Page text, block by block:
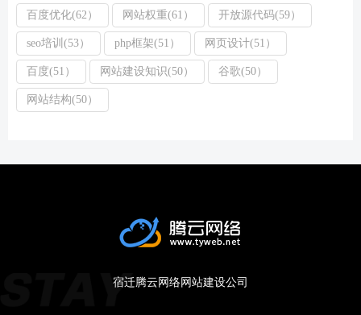
百度优化(62） 网站权重(61） 开放源代码(59）
seo培训(53） php框架(51） 网页设计(51）
百度(51） 网站建设知识(50） 谷歌(50）
网站结构(50）
宿迁腾云网络网站建设公司